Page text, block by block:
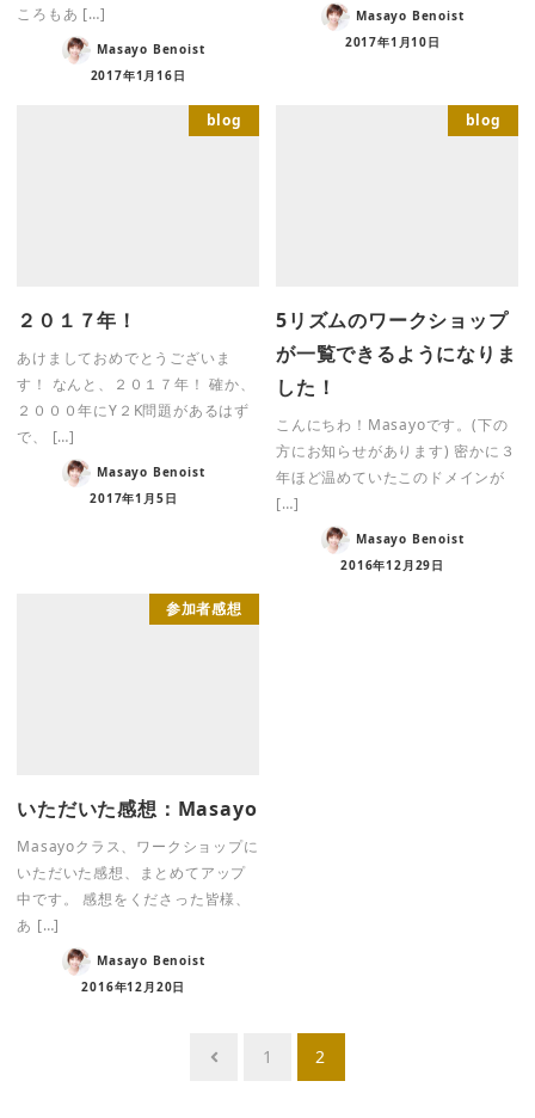
ころもあ […]
Masayo Benoist
2017年1月16日
Masayo Benoist
2017年1月10日
blog
２０１７年！
あけましておめでとうございま
す！ なんと、２０１７年！ 確か、
２０００年にY２K問題があるはず
で、 […]
Masayo Benoist
2017年1月5日
blog
5リズムのワークショップ
が一覧できるようになりま
した！
こんにちわ！Masayoです。(下の
方にお知らせがあります) 密かに３
年ほど温めていたこのドメインが
[…]
Masayo Benoist
2016年12月29日
参加者感想
いただいた感想：Masayo
Masayoクラス、ワークショップに
いただいた感想、まとめてアップ
中です。 感想をくださった皆様、
あ […]
Masayo Benoist
2016年12月20日
1 2